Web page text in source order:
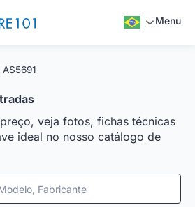
Menu
AS5691
veja fotos, fichas técnicas
ideal no nosso catálogo de
Fabricante